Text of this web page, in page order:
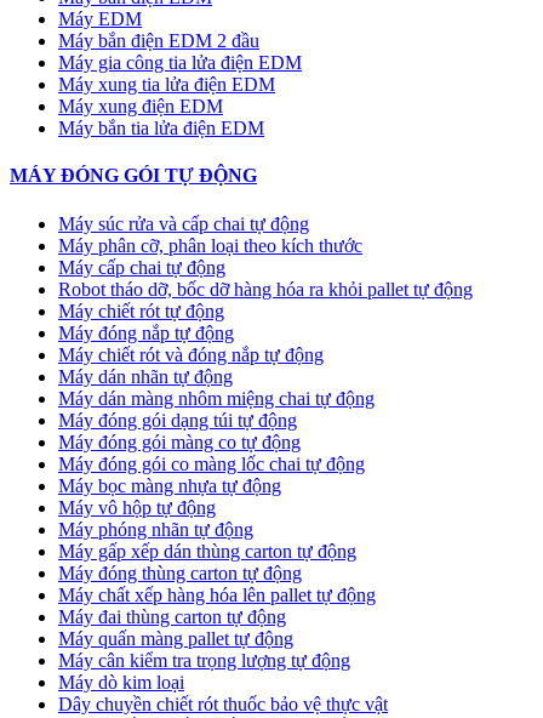
Máy EDM
Máy bắn điện EDM 2 đầu
Máy gia công tia lửa điện EDM
Máy xung tia lửa điện EDM
Máy xung điện EDM
Máy bắn tia lửa điện EDM
MÁY ĐÓNG GÓI TỰ ĐỘNG
Máy súc rửa và cấp chai tự động
Máy phân cỡ, phân loại theo kích thước
Máy cấp chai tự động
Robot tháo dỡ, bốc dỡ hàng hóa ra khỏi pallet tự động
Máy chiết rót tự động
Máy đóng nắp tự động
Máy chiết rót và đóng nắp tự động
Máy dán nhãn tự động
Máy dán màng nhôm miệng chai tự động
Máy đóng gói dạng túi tự động
Máy đóng gói màng co tự động
Máy đóng gói co màng lốc chai tự động
Máy bọc màng nhựa tự động
Máy vô hộp tự động
Máy phóng nhãn tự động
Máy gấp xếp dán thùng carton tự động
Máy đóng thùng carton tự động
Máy chất xếp hàng hóa lên pallet tự động
Máy đai thùng carton tự động
Máy quấn màng pallet tự động
Máy cân kiểm tra trọng lượng tự động
Máy dò kim loại
Dây chuyền chiết rót thuốc bảo vệ thực vật